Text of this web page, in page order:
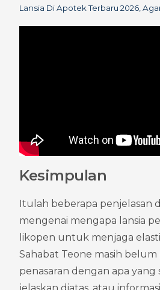
Lansia Di Apotek Terbaru 2026,
Kesimpulan
Itulah beberapa penjelasan
mengenai mengapa lansia
likopen untuk menjaga
Sahabat Teone masih
penasaran dengan apa yang